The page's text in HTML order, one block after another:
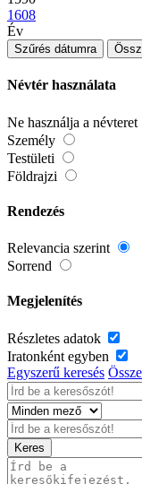
1608
Év
Szűrés dátumra
Névtér használata
Ne használja a névteret
Személy
Testületi
Földrajzi
Rendezés
Relevancia szerint
Sorrend
Megjelenítés
Részletes adatok
Iratonként egyben
Egyszerű keresés
Keres